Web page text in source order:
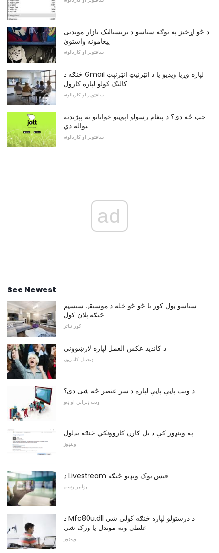
د څو اړخیز په توګه ستاسو د بریښنالیک بازار موندنې
پیغامونه واستوئ
سافټویر او کاریالونه
څنګه د Gmail لپاره وړیا ویډیو یا د انټرنيټ انټرنېټ
کالنګ کولو لپاره کارول
سافټویر او کاریالونه
جټ څه دی؟ د پیغام رسولو اپوټیو ځوانانو ته پېژندنه
لیواله دي
سافټویر او کاریالونه
ad
See Newest
ستاسو ټول کور یا څو څو ځله د موسیقۍ سیسټم
څنګه پلان کول
کور تیاتر
د کاندید عکس العمل لپاره لارښوونې
ډیجیټل کامرون
د ویب پاڼې پاڼې لپاره د سر عنصر څه شی دی؟
ویب ډیزاین او ډیو
په وینډوز کې د بل کارن کاروونکي څنګه بدلول
وینډوز
د Livestream فیس بوک ویډیو څنګه
ټولنیز رسنۍ
د Mfc80u.dll د درستولو لپاره څنګه کولی شي
غلطی ونه موندل یا ورک شي
وینډوز